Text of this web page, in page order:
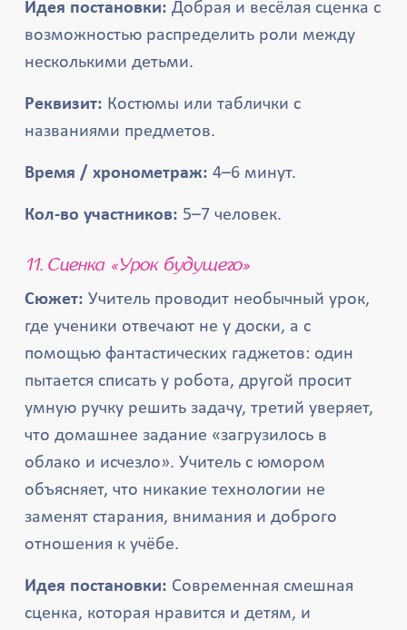
Идея постановки: Добрая и весёлая сценка с
возможностью распределить роли между
несколькими детьми.
Реквизит: Костюмы или таблички с
названиями предметов.
Время / хронометраж: 4–6 минут.
Кол-во участников: 5–7 человек.
11. Сценка «Урок будущего»
Сюжет: Учитель проводит необычный урок,
где ученики отвечают не у доски, а с
помощью фантастических гаджетов: один
пытается списать у робота, другой просит
умную ручку решить задачу, третий уверяет,
что домашнее задание «загрузилось в
облако и исчезло». Учитель с юмором
объясняет, что никакие технологии не
заменят старания, внимания и доброго
отношения к учёбе.
Идея постановки: Современная смешная
сценка, которая нравится и детям, и